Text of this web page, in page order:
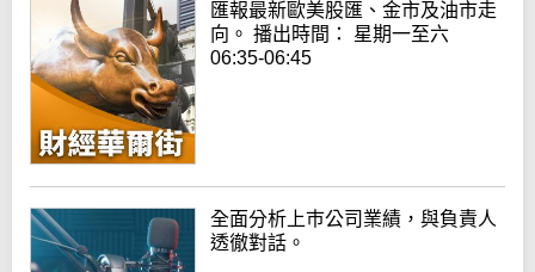
匯報最新歐美股匯、金市及油市走
向。 播出時間： 星期一至六
06:35-06:45
全面分析上巿公司業績，與負責人
透徹對話。